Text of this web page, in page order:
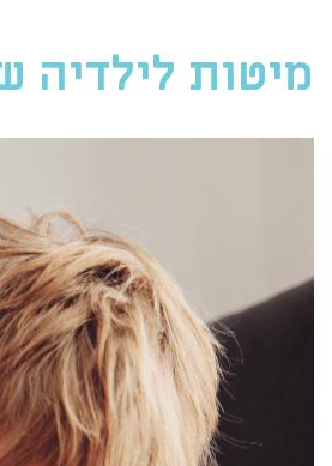
מיטות לילדיה